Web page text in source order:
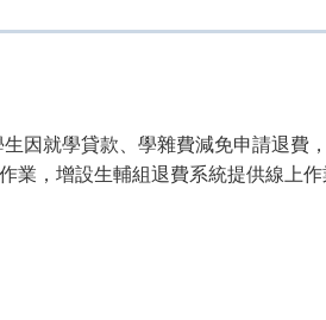
因就學貸款、學雜費減免申請退費
業，增設生輔組退費系統提供線